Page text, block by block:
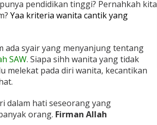
pendidikan tinggi? Pernahkah kita
Yaa kriteria wanita cantik yang
ada syair yang menyanjung tentang
SAW. Siapa sihh wanita yang tidak
melekat pada diri wanita, kecantikan
dalam hati seseorang yang
orang. Firman Allah